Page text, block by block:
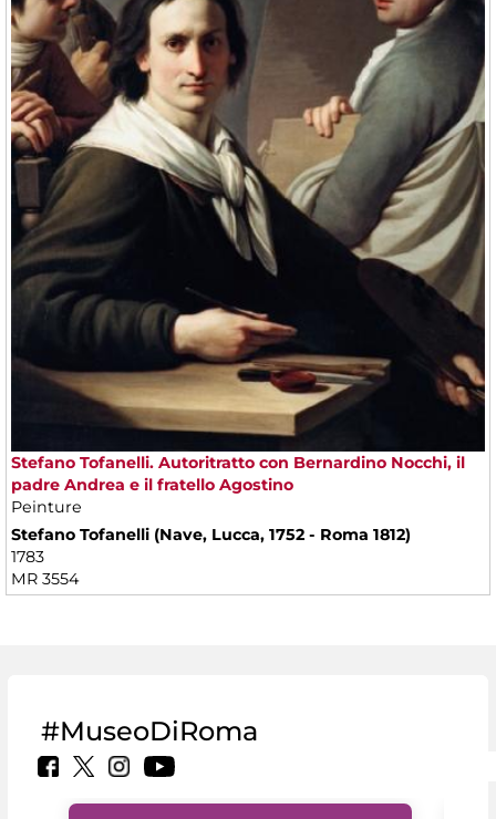
Stefano Tofanelli. Autoritratto con Bernardino Nocchi, il
padre Andrea e il fratello Agostino
Peinture
Stefano Tofanelli (Nave, Lucca, 1752 - Roma 1812)
1783
MR 3554
#MuseoDiRoma